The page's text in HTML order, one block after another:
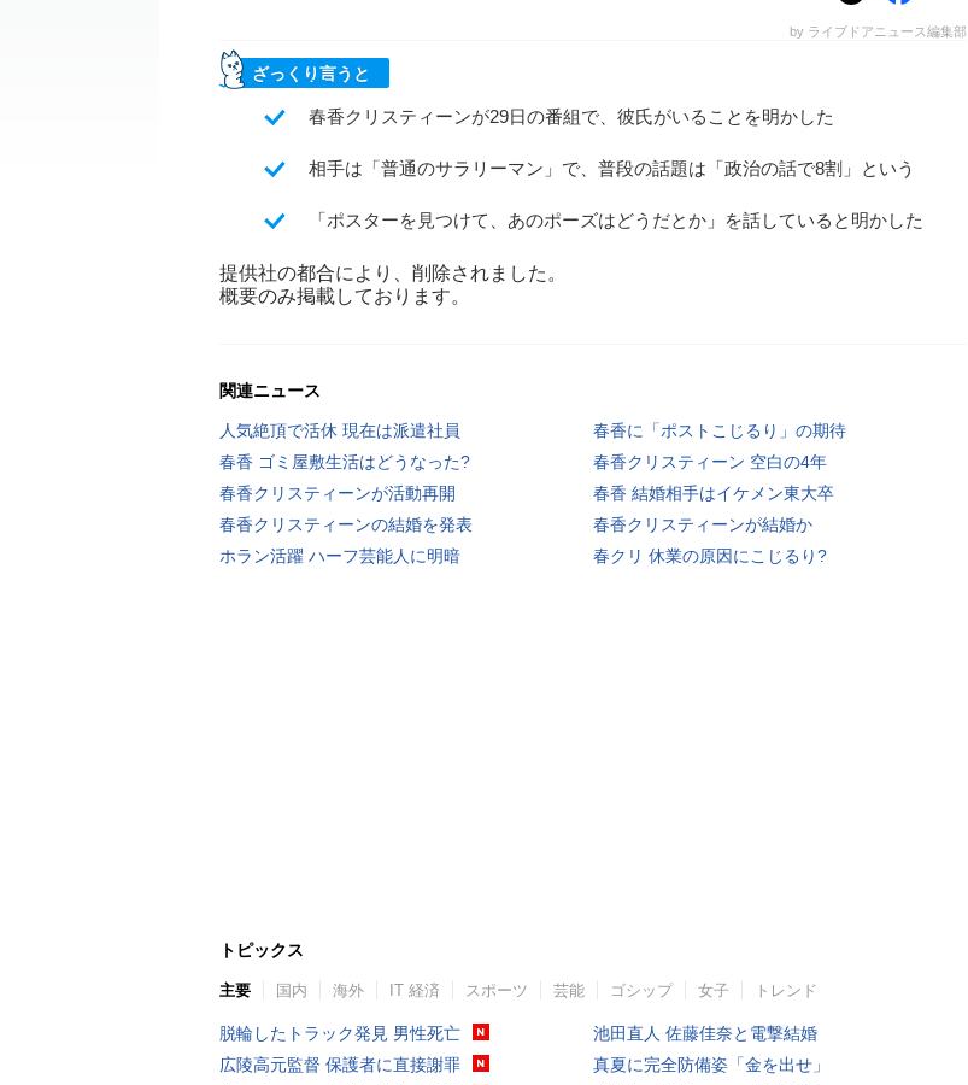
by ライブドアニュース編集部
ざっくり言うと
春香クリスティーンが29日の番組で、彼氏がいることを明かした
相手は「普通のサラリーマン」で、普段の話題は「政治の話で8割」という
「ポスターを見つけて、あのポーズはどうだとか」を話していると明かした
提供社の都合により、削除されました。
概要のみ掲載しております。
関連ニュース
人気絶頂で活休 現在は派遣社員
春香に「ポストこじるり」の期待
春香 ゴミ屋敷生活はどうなった?
春香クリスティーン 空白の4年
春香クリスティーンが活動再開
春香 結婚相手はイケメン東大卒
春香クリスティーンの結婚を発表
春香クリスティーンが結婚か
ホラン活躍 ハーフ芸能人に明暗
春クリ 休業の原因にこじるり?
トピックス
主要 国内 海外 IT 経済 スポーツ 芸能 ゴシップ 女子 トレンド
脱輪したトラック発見 男性死亡
広陵高元監督 保護者に直接謝罪
池田直人 佐藤佳奈と電撃結婚
真夏に完全防備姿「金を出せ」